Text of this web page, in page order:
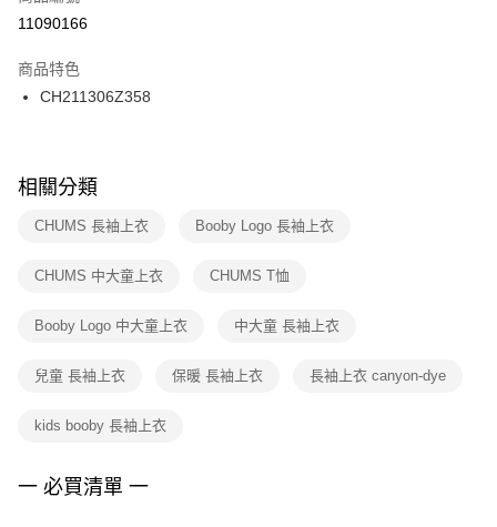
１．於結帳方式選擇「AFTEE先享後付」後，將跳轉至「AFTEE先享後付」
２．訂單成立數日內，您將收到繳費通知簡訊。
３．收到繳費通知簡訊後14天內，點擊此簡訊中的連結，可透過四大超商／
ATM／網路銀行／等多元方式進行付款，方視為交易完成。
※ 交易是否成功請以「AFTEE先享後付 」之結帳頁面顯示為準，若有關於
是否繳費成功／繳費後需取消欲退款等相關疑問，請聯繫「AFTEE先享後付
客戶支援中心」 https://netprotections.freshdesk.com/support/home
１．透過由恩沛科技股份有限公司提供之「AFTEE先享後付」服務完成之交
權轉讓予恩沛科技股份有限公司。
３．未成年的使用者請事先徵得法定代理人或監護人之同意方可使用
任。
請求用戶進行身份認證。
５．嚴禁一人註冊多個帳號或使用他人資訊註冊。若發現惡意使用之情形，
每筆NT$100，滿NT$1,500(含以上)免運費
付款後門市自取
每筆NT$100，滿NT$1,500(含以上)免運費
11090166
商品特色
CH211306Z358
相關分類
CHUMS 長袖上衣 Booby Logo 長袖上衣
CHUMS 中大童上衣 CHUMS T恤
Booby Logo 中大童上衣 中大童 長袖上衣
兒童 長袖上衣 保暖 長袖上衣 長袖上衣 canyon-dye
kids booby 長袖上衣
一 必買清單 一